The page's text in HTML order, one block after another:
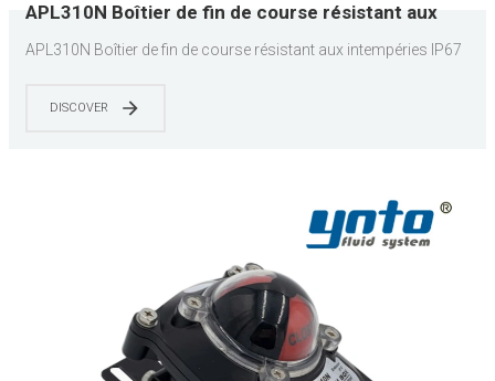
APL310N Boîtier de fin de course résistant aux
intempéries IP67
APL310N Boîtier de fin de course résistant aux intempéries IP67
DISCOVER